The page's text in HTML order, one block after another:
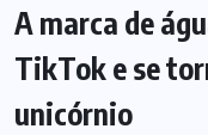
A marca de
TikTok e se
unicórnio